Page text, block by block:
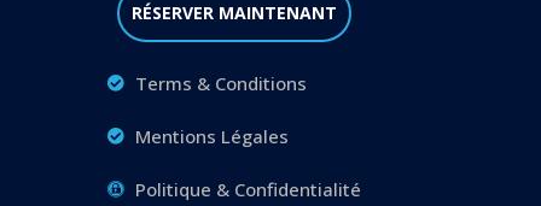
RÉSERVER MAINTENANT
Terms & Conditions
Mentions Légales
Politique & Confidentialité